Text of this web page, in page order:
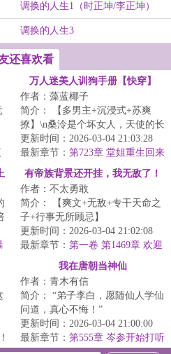
调换的人生1（时正坤/李正坤）
调换的人生3
还喜欢看
万人迷美人训狗手册【快穿】
作者：藻蓝椰子
简介： 【多男主+沉浸式+苏爽
撩】\n桑泠是个坏女人，天使的长
相纯黑的心。
更新时间：2026-03-04 21:03:28
最新章节： 第723章 堂姐重生回来
抢我人生46
有帝族背景还开挂，我无敌了！
作者：不太勇敢
简介： 【爽文+无敌+专干天命之
子+行事无所顾忌】
帝族一怒，浮尸...
更新时间：2026-03-04 21:02:08
最新章节： 第一卷 第1469章 欢迎
进入地狱，被盯上了
我在唐朝当神仙
作者：青木有信
简介： “弟子李白，愿随仙人学仙
问道，真心不悔！”
“丹丘生，孟夫...
更新时间：2026-03-04 21:00:00
最新章节： 第555章 岑参开始打听
（+3）